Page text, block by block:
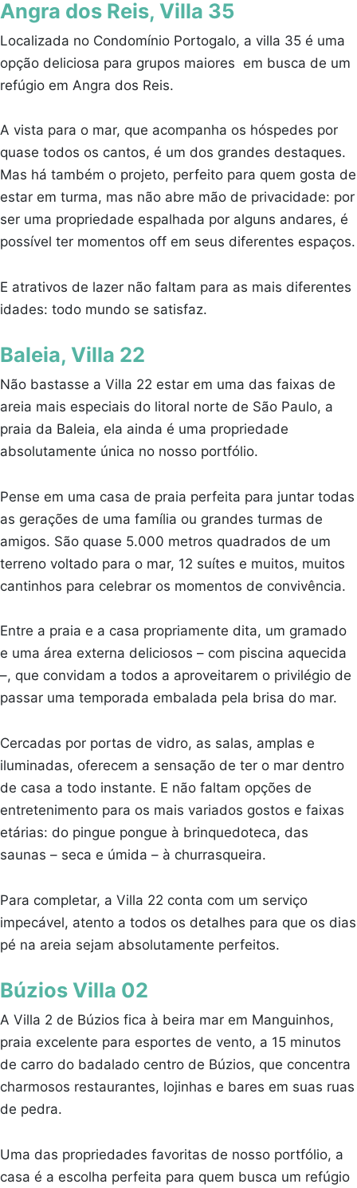
Angra dos Reis, Villa 35
Localizada no Condomínio Portogalo, a villa 35 é uma
opção deliciosa para grupos maiores em busca de um
refúgio em Angra dos Reis.
A vista para o mar, que acompanha os hóspedes por
quase todos os cantos, é um dos grandes destaques.
Mas há também o projeto, perfeito para quem gosta de
estar em turma, mas não abre mão de privacidade: por
ser uma propriedade espalhada por alguns andares, é
possível ter momentos off em seus diferentes espaços.
E atrativos de lazer não faltam para as mais diferentes
idades: todo mundo se satisfaz.
Baleia, Villa 22
Não bastasse a Villa 22 estar em uma das faixas de
areia mais especiais do litoral norte de São Paulo, a
praia da Baleia, ela ainda é uma propriedade
absolutamente única no nosso portfólio.
Pense em uma casa de praia perfeita para juntar todas
as gerações de uma família ou grandes turmas de
amigos. São quase 5.000 metros quadrados de um
terreno voltado para o mar, 12 suítes e muitos, muitos
cantinhos para celebrar os momentos de convivência.
Entre a praia e a casa propriamente dita, um gramado
e uma área externa deliciosos – com piscina aquecida
–, que convidam a todos a aproveitarem o privilégio de
passar uma temporada embalada pela brisa do mar.
Cercadas por portas de vidro, as salas, amplas e
iluminadas, oferecem a sensação de ter o mar dentro
de casa a todo instante. E não faltam opções de
entretenimento para os mais variados gostos e faixas
etárias: do pingue pongue à brinquedoteca, das
saunas – seca e úmida – à churrasqueira.
Para completar, a Villa 22 conta com um serviço
impecável, atento a todos os detalhes para que os dias
pé na areia sejam absolutamente perfeitos.
Búzios Villa 02
A Villa 2 de Búzios fica à beira mar em Manguinhos,
praia excelente para esportes de vento, a 15 minutos
de carro do badalado centro de Búzios, que concentra
charmosos restaurantes, lojinhas e bares em suas ruas
de pedra.
Uma das propriedades favoritas de nosso portfólio, a
casa é a escolha perfeita para quem busca um refúgio